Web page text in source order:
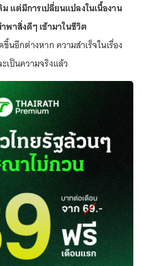
แต่มีการเปลี่ยนแปลงในเนื้องาน
พาสิ่งดีๆ เข้ามาในชีวิต
นอีกต่างหาก ความสำเร็จในเรื่อง
ป็นความจริงแล้ว